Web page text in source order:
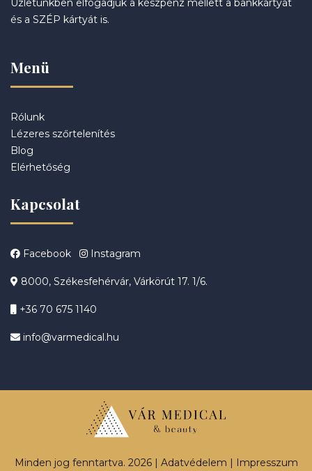
Üzletünkben elfogadjuk a készpénz mellett a bankkártyát
és a SZÉP kártyát is.
Menü
Rólunk
Lézeres szőrtelenítés
Blog
Elérhetőség
Kapcsolat
Facebook Instagram
8000, Székesfehérvár, Várkörút 17. 1/6.
+36 70 675 1140
info@varmedical.hu
Minden jog fenntartva. 2026 | Adatvédelem | Impresszum